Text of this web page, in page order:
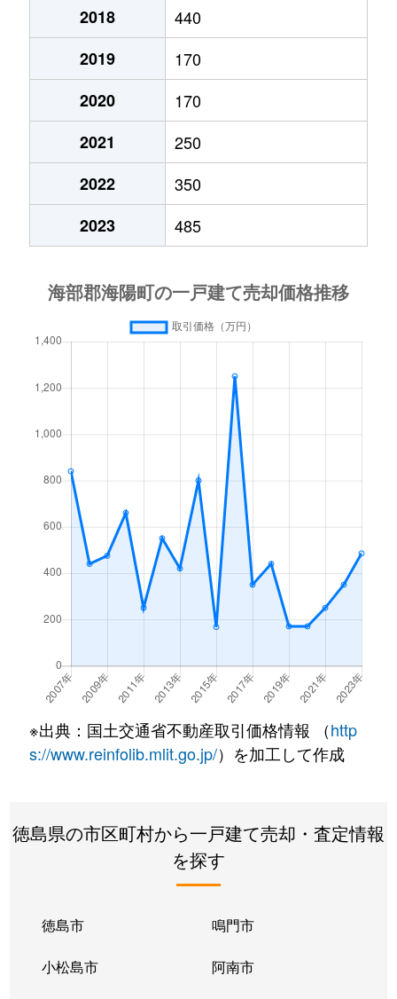
2018
440
2019
170
2020
170
2021
250
2022
350
2023
485
※出典：国土交通省不動産取引価格情報 （http
s://www.reinfolib.mlit.go.jp/）を加工して作成
徳島県の市区町村から一戸建て売却・査定情報
を探す
徳島市 鳴門市
小松島市 阿南市